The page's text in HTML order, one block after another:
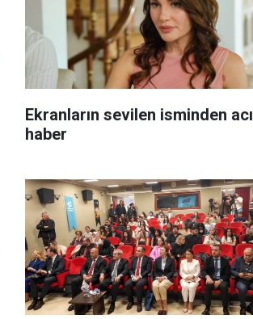
Ekranların sevilen isminden acı
haber